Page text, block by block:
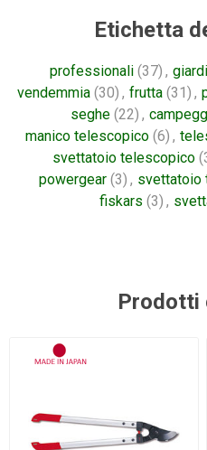
Etichetta
professionali (37) ,
vendemmia (30) , frutta (31) ,
seghe (22) ,
manico telescopico (6) ,
svettatoio telescopico
powergear (3) , svettatoio
fiskars (3) ,
Prodotti